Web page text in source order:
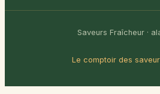
Saveurs Fraîcheur ·
Le comptoir des